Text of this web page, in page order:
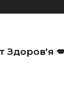
Здоров'я